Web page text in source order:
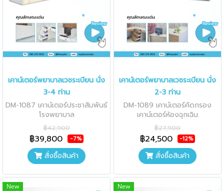
เคาน์เตอร์พยาบาลเวชระเบียน นั่ง
3-4 ท่าน
DM-1087 เคาน์เตอร์ประชาสัมพันธ์
โรงพยาบาล
฿42,900
฿39,800 -7%
สั่งซื้อสินค้า
เคาน์เตอร์พยาบาลเวชระเบียน นั่ง
2-3 ท่าน
DM-1089 เคาน์เตอร์คัดกรอง
เคาน์เตอร์ห้องฉุกเฉิน
฿27,900
฿24,500 -12%
สั่งซื้อสินค้า
New New